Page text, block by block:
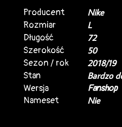
Producent
Nike
Rozmiar
L
Długość
72
Szerokość
50
Sezon / rok
2018/19
Stan
Bardzo
Wersja
Fanshop
Nameset
Nie